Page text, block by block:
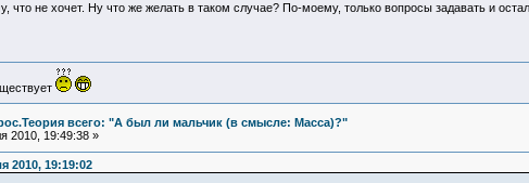
что не хочет. Ну что же желать в таком случае? По-моему, только вопросы задавать и
всего: "А был ли мальчик (в смысле: Масса)?"
2010, 19:49:38 »
2010, 19:19:02